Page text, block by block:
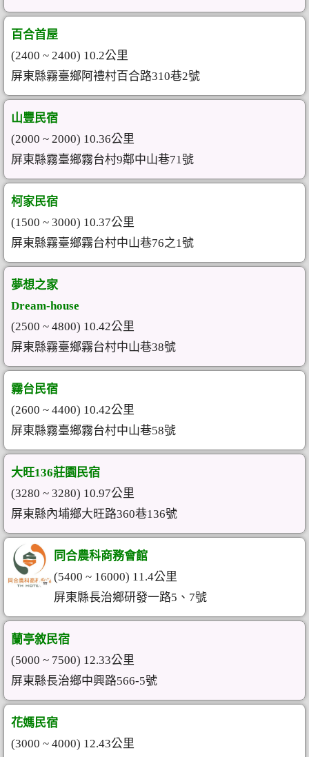
百合首屋
(2400 ~ 2400) 10.2公里
屏東縣霧臺鄉阿禮村百合路310巷2號
山豐民宿
(2000 ~ 2000) 10.36公里
屏東縣霧臺鄉霧台村9鄰中山巷71號
柯家民宿
(1500 ~ 3000) 10.37公里
屏東縣霧臺鄉霧台村中山巷76之1號
夢想之家
Dream-house
(2500 ~ 4800) 10.42公里
屏東縣霧臺鄉霧台村中山巷38號
霧台民宿
(2600 ~ 4400) 10.42公里
屏東縣霧臺鄉霧台村中山巷58號
大旺136莊園民宿
(3280 ~ 3280) 10.97公里
屏東縣內埔鄉大旺路360巷136號
同合農科商務會館
(5400 ~ 16000) 11.4公里
屏東縣長治鄉研發一路5、7號
蘭亭敘民宿
(5000 ~ 7500) 12.33公里
屏東縣長治鄉中興路566-5號
花媽民宿
(3000 ~ 4000) 12.43公里